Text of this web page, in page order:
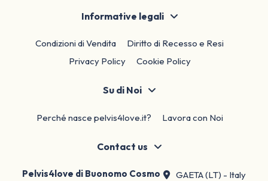
Informative legali
Condizioni di Vendita
Diritto di Recesso e Resi
Privacy Policy
Cookie Policy
Su di Noi
Perché nasce pelvis4love.it? Lavora con Noi
Contact us
Pelvis4love di Buonomo Cosmo
GAETA (LT) - Italy